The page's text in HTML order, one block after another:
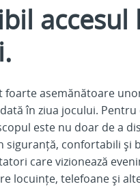
accesul
foarte asemănătoare
în ziua jocului.
este nu doar de a
siguranță, confortabili și
care vizionează
locuințe, telefoane și